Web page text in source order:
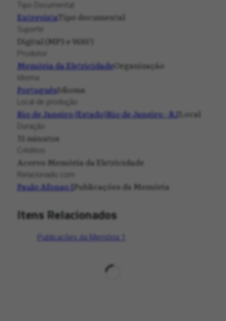
Tipo Documental
EntrevistaTipo documental
Suporte
Digital (MP3 e WAV)
Produtor
Memória da EletricidadeOrganização
Idioma
PortuguêsIdioma
Local de produção
Rio de Janeiro (Estado)Rio de Janeiro - RJLocal
Duração
31 minutos
Créditos
Acervo Memória da Eletricidade
Relacionado com
Paulo Afonso IPublicações da Memória
Itens Relacionados
Publicações da Memória